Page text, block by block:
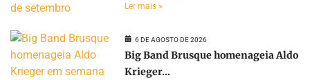
Ler mais »
6 DE AGOSTO DE 2026
Big Band Brusque homenageia Aldo
Krieger...